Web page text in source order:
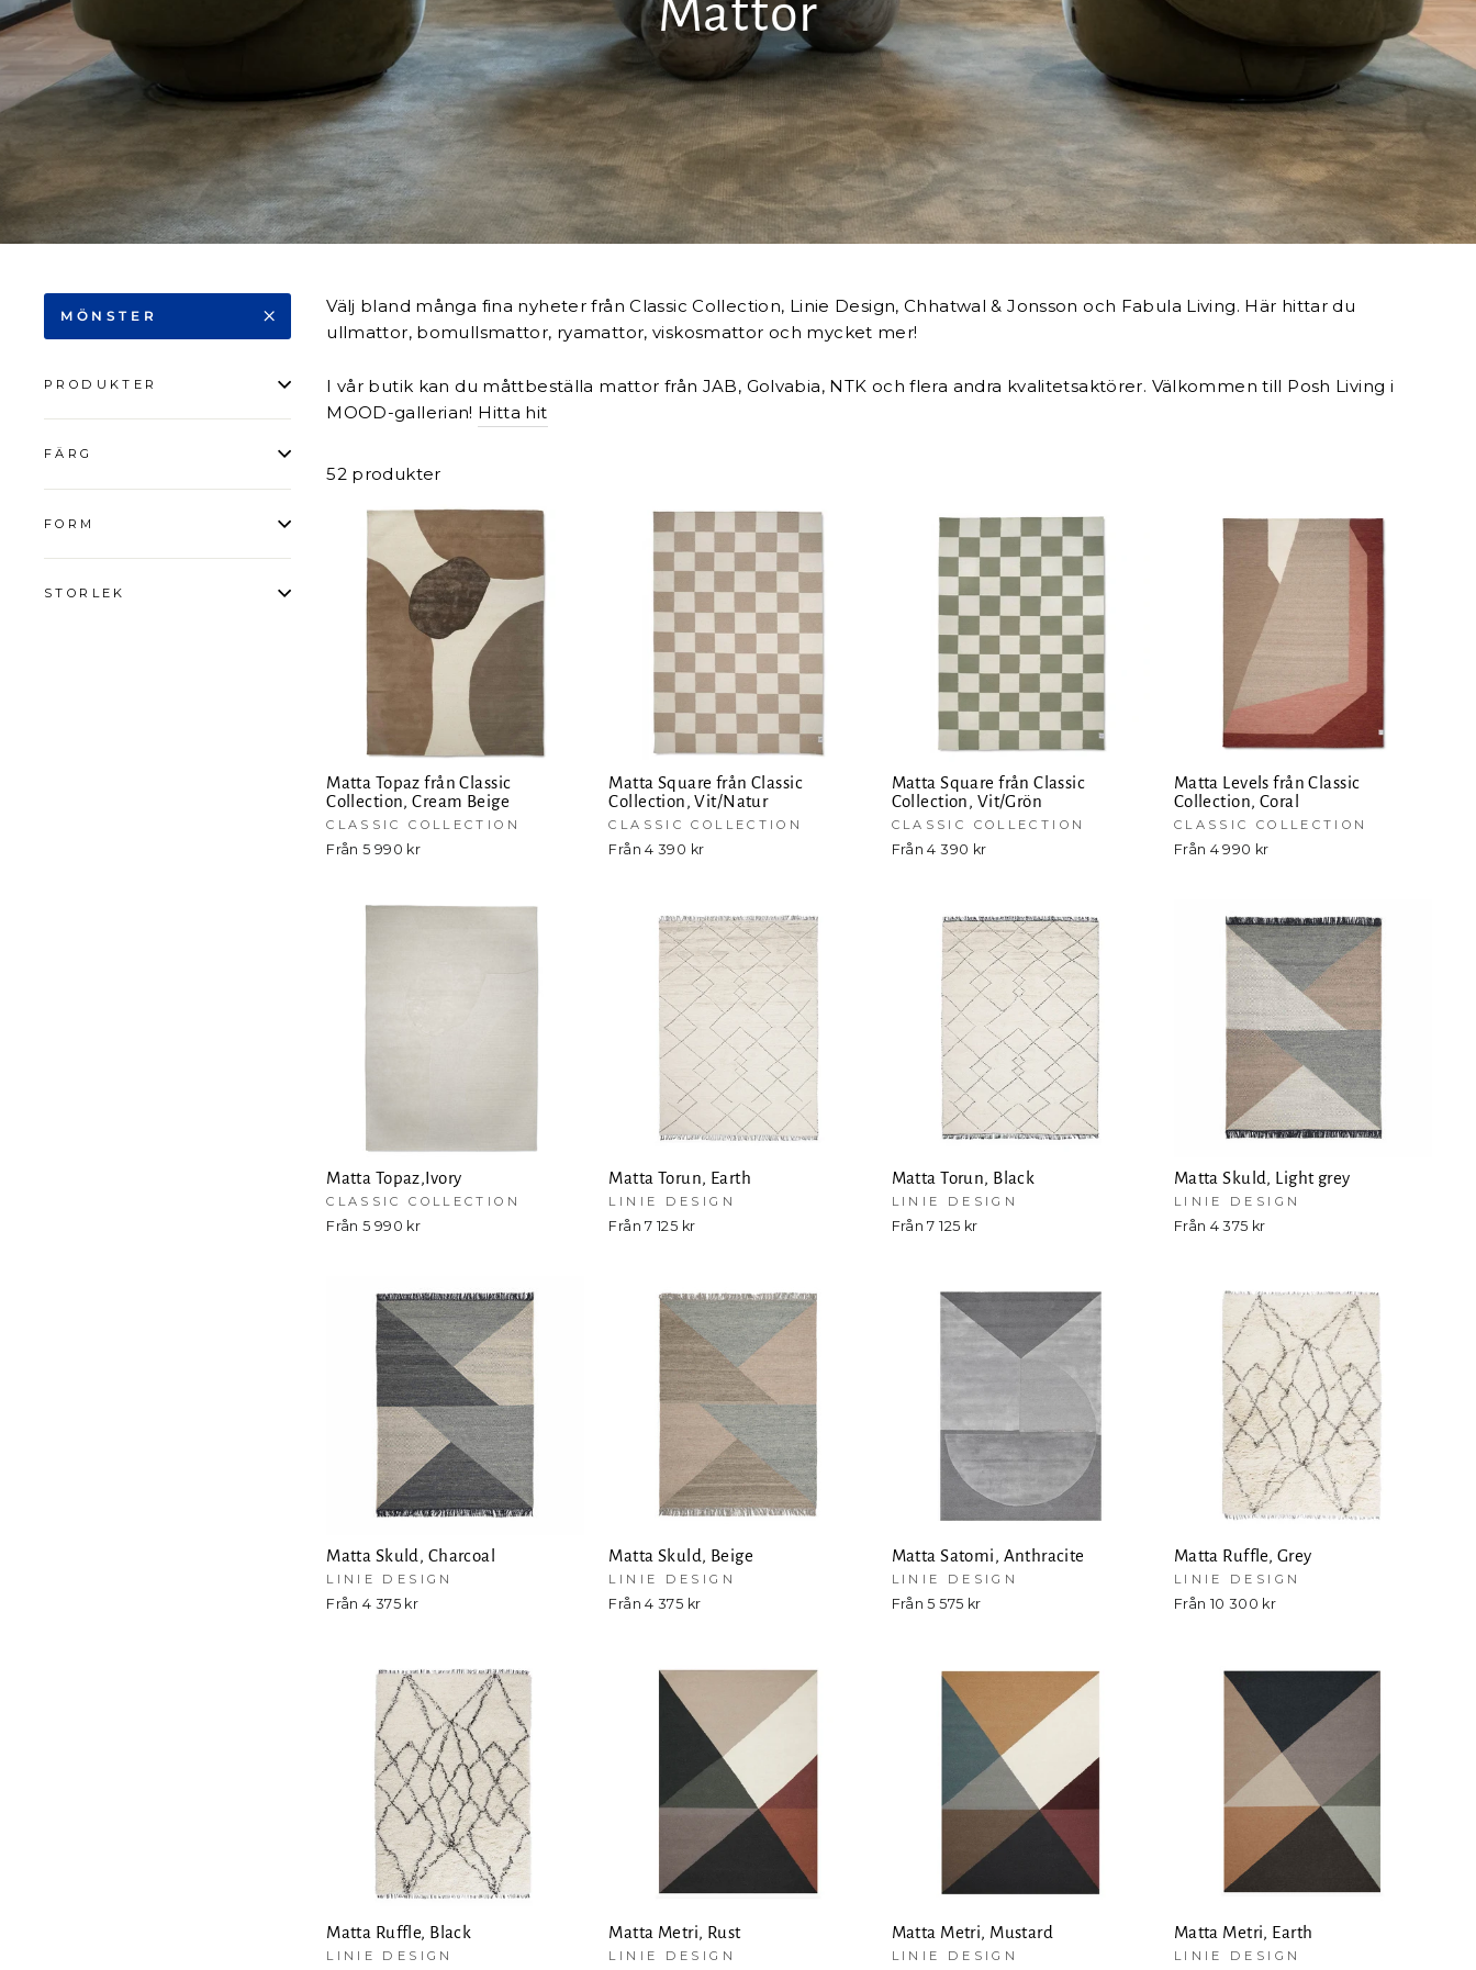
Mattor
MÖNSTER
PRODUKTER
FÄRG
FORM
STORLEK
Välj bland många fina nyheter från Classic Collection, Linie Design, Chhatwal & Jonsson och Fabula Living. Här hittar du
ullmattor, bomullsmattor, ryamattor, viskosmattor och mycket mer!
I vår butik kan du måttbeställa mattor från JAB, Golvabia, NTK och flera andra kvalitetsaktörer. Välkommen till Posh Living i
MOOD-gallerian! Hitta hit
52 produkter
Matta Topaz från Classic
Collection, Cream Beige
CLASSIC COLLECTION
Från 5 990 kr
Matta Square från Classic
Collection, Vit/Natur
CLASSIC COLLECTION
Från 4 390 kr
Matta Square från Classic
Collection, Vit/Grön
CLASSIC COLLECTION
Från 4 390 kr
Matta Levels från Classic
Collection, Coral
CLASSIC COLLECTION
Från 4 990 kr
Matta Topaz,Ivory
CLASSIC COLLECTION
Från 5 990 kr
Matta Torun, Earth
LINIE DESIGN
Från 7 125 kr
Matta Torun, Black
LINIE DESIGN
Från 7 125 kr
Matta Skuld, Light grey
LINIE DESIGN
Från 4 375 kr
Matta Skuld, Charcoal
LINIE DESIGN
Från 4 375 kr
Matta Skuld, Beige
LINIE DESIGN
Från 4 375 kr
Matta Satomi, Anthracite
LINIE DESIGN
Från 5 575 kr
Matta Ruffle, Grey
LINIE DESIGN
Från 10 300 kr
Matta Ruffle, Black
LINIE DESIGN
Matta Metri, Rust
LINIE DESIGN
Matta Metri, Mustard
LINIE DESIGN
Matta Metri, Earth
LINIE DESIGN